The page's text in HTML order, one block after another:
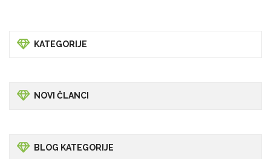
KATEGORIJE
NOVI ČLANCI
BLOG KATEGORIJE